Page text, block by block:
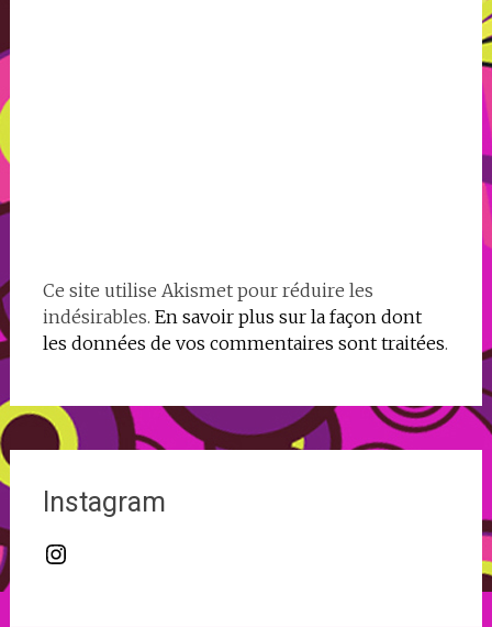
Ce site utilise Akismet pour réduire les
indésirables. En savoir plus sur la façon dont
les données de vos commentaires sont traitées.
Instagram
Instagram